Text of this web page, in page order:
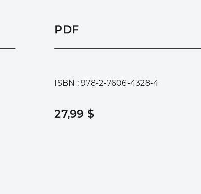
PDF
ISBN : 978-2-7606-4328-4
27,99 $